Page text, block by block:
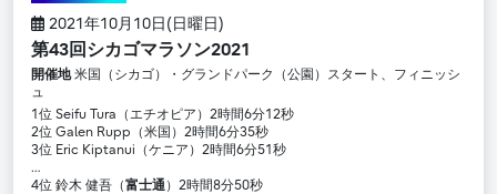
2021年10月10日(日曜日)
第43回シカゴマラソン2021
開催地米国（シカゴ）・グランドパーク（公園）スタート、フィニッシ
ュ
1位 Seifu Tura（エチオピア）2時間6分12秒
2位 Galen Rupp（米国）2時間6分35秒
3位 Eric Kiptanui（ケニア）2時間6分51秒
…
4位 鈴木 健吾（富士通）2時間8分50秒